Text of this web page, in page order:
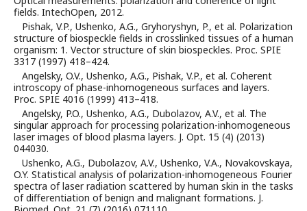
fields. IntechOpen, 2012.
Pishak, V.P., Ushenko, A.G., Gryhoryshyn, P., et al. Polarization
structure of biospeckle fields in crosslinked tissues of a human
organism: 1. Vector structure of skin biospeckles. Proc. SPIE
3317 (1997) 418–424.
Angelsky, O.V., Ushenko, A.G., Pishak, V.P., et al. Coherent
introscopy of phase-inhomogeneous surfaces and layers.
Proc. SPIE 4016 (1999) 413–418.
Angelsky, P.O., Ushenko, A.G., Dubolazov, A.V., et al. The
singular approach for processing polarization-inhomogeneous
laser images of blood plasma layers. J. Opt. 15 (4) (2013)
044030.
Ushenko, A.G., Dubolazov, A.V., Ushenko, V.A., Novakovskaya,
O.Y. Statistical analysis of polarization-inhomogeneous Fourier
spectra of laser radiation scattered by human skin in the tasks
of differentiation of benign and malignant formations. J.